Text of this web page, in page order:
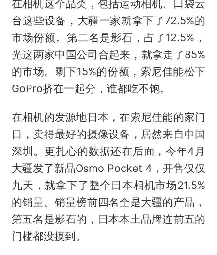
在相机这个品类，包括运动相机、口袋云
台这些设备，大疆一家就拿下了72.5%的
市场份额。第二名是影石，占了12.5%，
光这两家中国公司合起来，就拿走了85%
的市场。剩下15%的份额，索尼佳能松下
GoPro挤在一起分，谁都吃不饱。
在相机的发源地日本，在索尼佳能的家门
口，卖得最好的摄像设备，居然来自中国
深圳。更扎心的数据还在后面，今年4月
大疆发了新品Osmo Pocket 4，开售仅仅
九天，就拿下了整个日本相机市场21.5%
的销量。销量榜前四名全是大疆的产品，
第五名是影石的，日本本土品牌连前五的
门槛都没摸到。